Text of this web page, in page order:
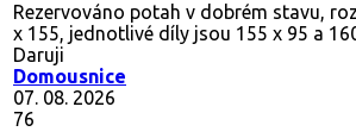
Rezervováno potah v dobrém stavu,
x 155, jednotlivé díly jsou 155 x 95 a
Daruji
Domousnice
07. 08. 2026
76